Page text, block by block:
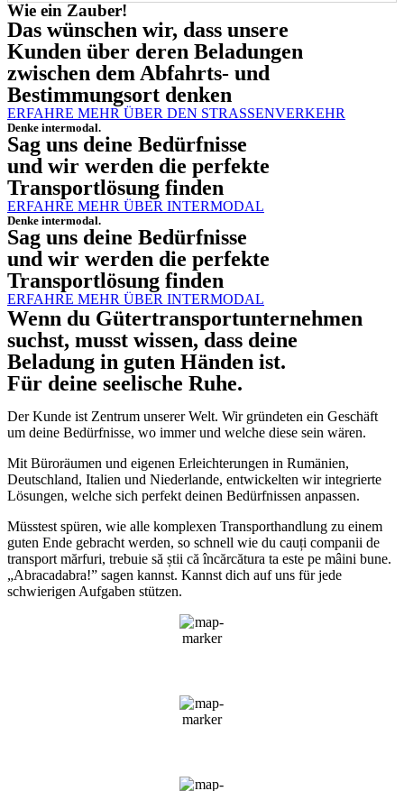
Wie ein Zauber!
Das wünschen wir, dass unsere
Kunden über deren Beladungen
zwischen dem Abfahrts- und
Bestimmungsort denken
ERFAHRE MEHR ÜBER DEN STRASSENVERKEHR
Denke intermodal.
Sag uns deine Bedürfnisse
und wir werden die perfekte
Transportlösung finden
ERFAHRE MEHR ÜBER INTERMODAL
Denke intermodal.
Sag uns deine Bedürfnisse
und wir werden die perfekte
Transportlösung finden
ERFAHRE MEHR ÜBER INTERMODAL
Wenn du Gütertransportunternehmen
suchst, musst wissen, dass deine
Beladung in guten Händen ist.
Für deine seelische Ruhe.
Der Kunde ist Zentrum unserer Welt. Wir gründeten ein Geschäft
um deine Bedürfnisse, wo immer und welche diese sein wären.
Mit Büroräumen und eigenen Erleichterungen in Rumänien,
Deutschland, Italien und Niederlande, entwickelten wir integrierte
Lösungen, welche sich perfekt deinen Bedürfnissen anpassen.
Müsstest spüren, wie alle komplexen Transporthandlung zu einem
guten Ende gebracht werden, so schnell wie du cauți companii de
transport mărfuri, trebuie să știi că încărcătura ta este pe mâini bune.
„Abracadabra!” sagen kannst. Kannst dich auf uns für jede
schwierigen Aufgaben stützen.